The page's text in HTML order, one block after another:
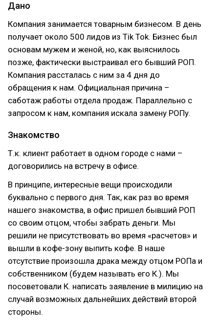
Дано
Компания занимается товарным бизнесом. В день
получает около 500 лидов из Tik Tok. Бизнес был
основам мужем и женой, но, как выяснилось
позже, фактически выстраивал его бывший РОП.
Компания рассталась с ним за 4 дня до
обращения к нам. Официальная причина –
саботаж работы отдела продаж. Параллельно с
запросом к нам, компания искала замену РОПу.
Знакомство
Т.к. клиент работает в одном городе с нами –
договорились на встречу в офисе.
В принципе, интересные вещи происходили
буквально с первого дня. Так, как раз во время
нашего знакомства, в офис пришел бывший РОП
со своим отцом, чтобы забрать деньги. Мы
решили не присутствовать во время «расчетов» и
вышли в кофе-зону выпить кофе. В наше
отсутствие произошла драка между отцом РОПа и
собственником (будем называть его К.). Мы
посоветовали К. написать заявление в милицию на
случай возможных дальнейших действий второй
стороны.